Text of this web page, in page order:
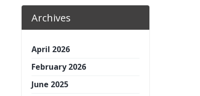
Archives
April 2026
February 2026
June 2025